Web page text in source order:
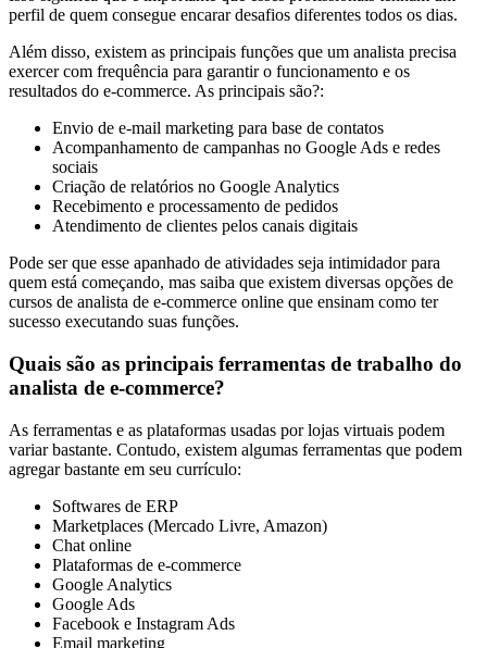
perfil de quem consegue encarar desafios diferentes todos os dias.
Além disso, existem as principais funções que um analista precisa
exercer com frequência para garantir o funcionamento e os
resultados do e-commerce. As principais são?:
Envio de e-mail marketing para base de contatos
Acompanhamento de campanhas no Google Ads e redes
sociais
Criação de relatórios no Google Analytics
Recebimento e processamento de pedidos
Atendimento de clientes pelos canais digitais
Pode ser que esse apanhado de atividades seja intimidador para
quem está começando, mas saiba que existem diversas opções de
cursos de analista de e-commerce online que ensinam como ter
sucesso executando suas funções.
Quais são as principais ferramentas de trabalho do
analista de e-commerce?
As ferramentas e as plataformas usadas por lojas virtuais podem
variar bastante. Contudo, existem algumas ferramentas que podem
agregar bastante em seu currículo:
Softwares de ERP
Marketplaces (Mercado Livre, Amazon)
Chat online
Plataformas de e-commerce
Google Analytics
Google Ads
Facebook e Instagram Ads
Email marketing